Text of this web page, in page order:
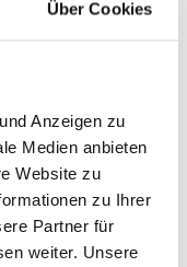
Über Cookies
Anzeigen zu
Medien anbieten
Website zu
zu Ihrer
Partner für
weiter. Unsere
1